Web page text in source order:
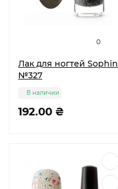
0
Лак для ногтей Sophin
№327
192.00 ₴
В наличии